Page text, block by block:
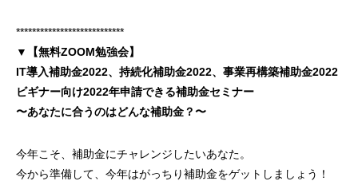
***************************
▼【無料ZOOM勉強会】
IT導入補助金2022、持続化補助金2022、事業再構築補助金2022
ビギナー向け2022年申請できる補助金セミナー
〜あなたに合うのはどんな補助金？〜
今年こそ、補助金にチャレンジしたいあなた。
今から準備して、今年はがっちり補助金をゲットしましょう！